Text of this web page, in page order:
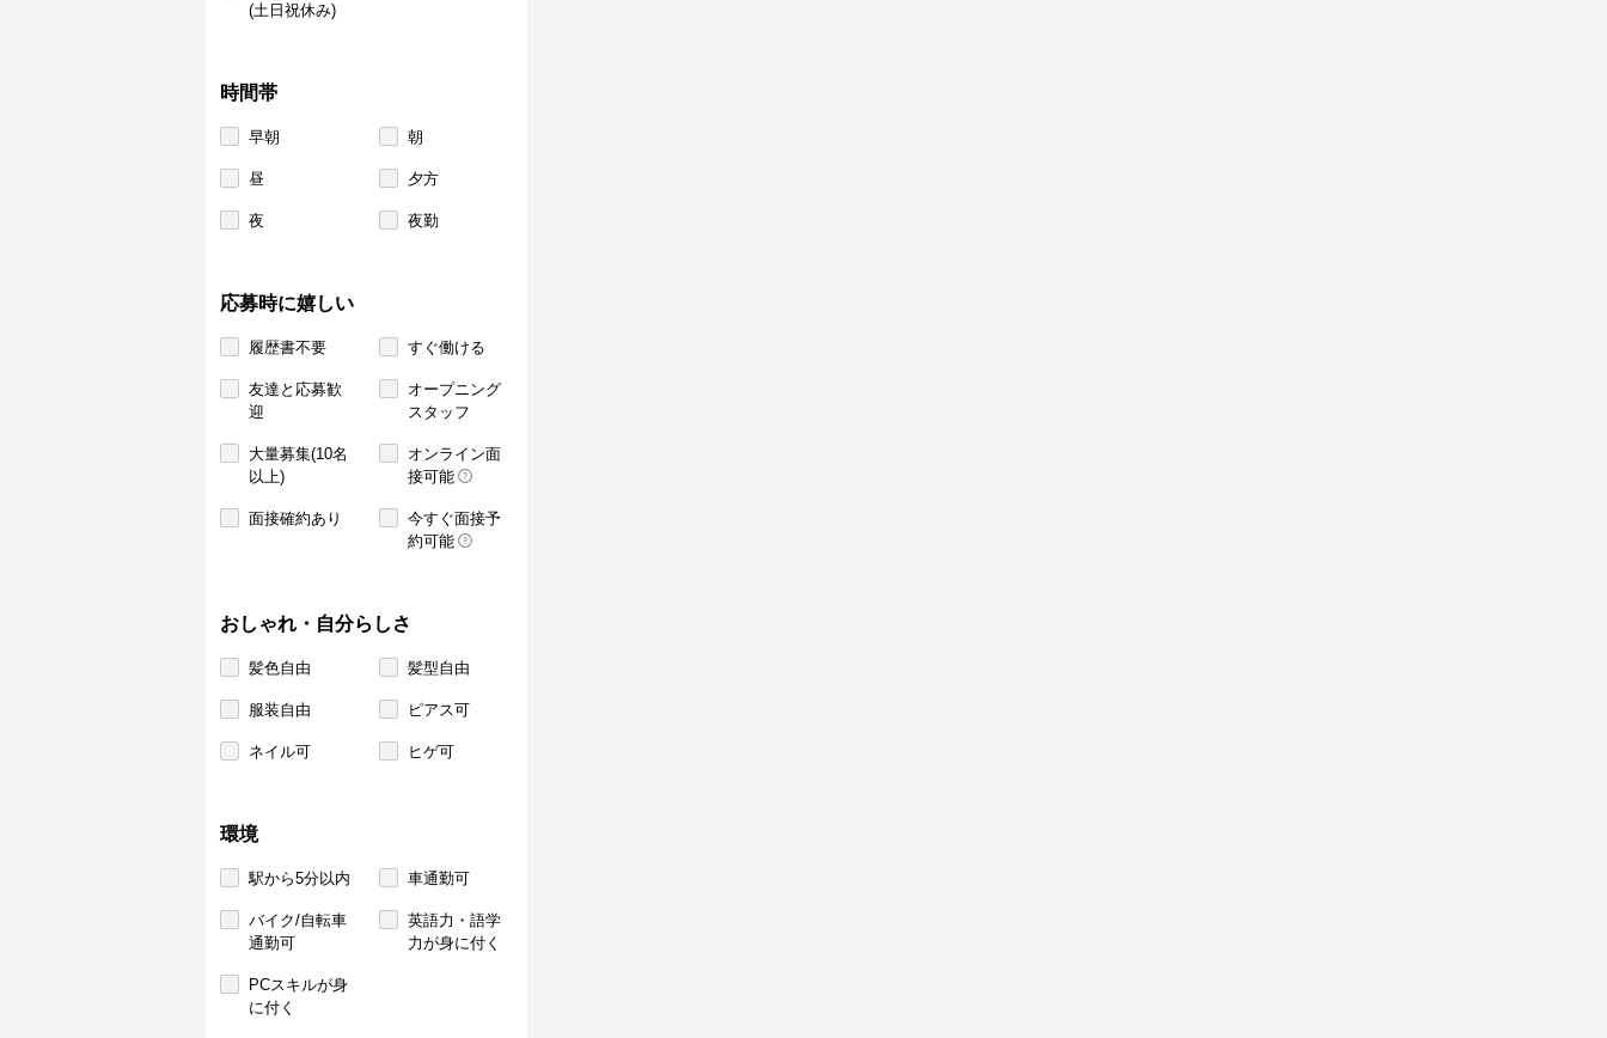
(土日祝休み)
時間帯
早朝 朝
昼 夕方
夜 夜勤
応募時に嬉しい
履歴書不要 すぐ働ける
友達と応募歓
迎
オープニング
スタッフ
大量募集(10名
以上)
オンライン面
接可能
面接確約あり
今すぐ面接予
約可能
おしゃれ・自分らしさ
髪色自由 髪型自由
服装自由 ピアス可
ネイル可 ヒゲ可
環境
駅から5分以内 車通勤可
バイク/自転車
通勤可
英語力・語学
力が身に付く
PCスキルが身
に付く